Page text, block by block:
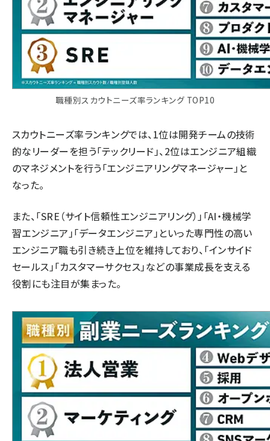
職種別スカウトニーズ率ランキング TOP10
スカウトニーズ率ランキングでは、1位は開発チームの技術
的なリーダーを担う「テックリード」、2位はエンジニア組織
のマネジメントを行う「エンジニアリングマネージャー」と
なった。
また、「SRE（サイト信頼性エンジニアリング）」「AI・機械学
習エンジニア」「データエンジニア」といった専門性の高い
エンジニア職も引き続き上位を維持しており、「インサイド
セールス」「カスタマーサクセス」などの事業成長を支える
役割にも注目が集まった。